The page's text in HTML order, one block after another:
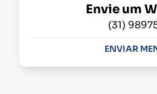
Envie um
(31)
ENVIAR